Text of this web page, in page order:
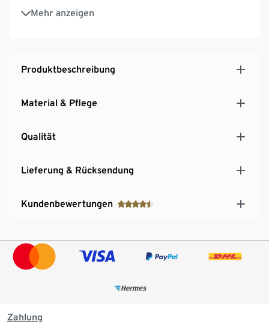
Mehr anzeigen
Mit Baumwolle
Produktbeschreibung
Material & Pflege
Qualität
Lieferung & Rücksendung
Kundenbewertungen
Zahlung